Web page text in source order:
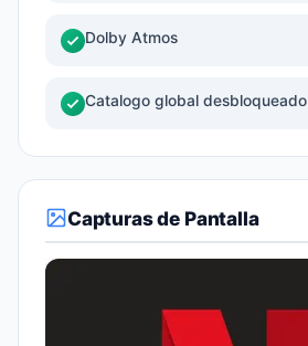
Dolby Atmos
Catalogo global desbloqueado
Capturas de Pantalla